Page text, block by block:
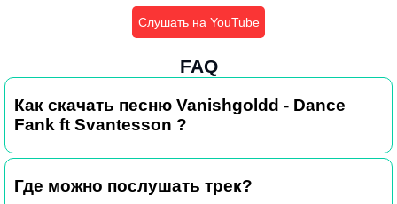
Слушать на YouTube
FAQ
Как скачать песню Vanishgoldd - Dance
Fank ft Svantesson ?
Где можно послушать трек?